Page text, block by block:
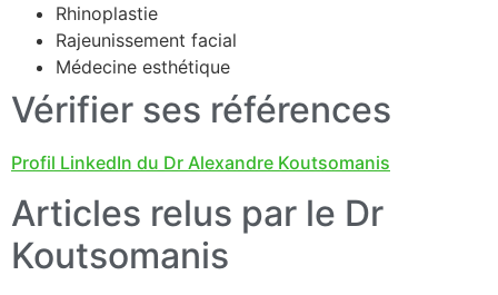
Rhinoplastie
Rajeunissement facial
Médecine esthétique
Vérifier ses références
Profil LinkedIn du Dr Alexandre Koutsomanis
Articles relus par le Dr
Koutsomanis